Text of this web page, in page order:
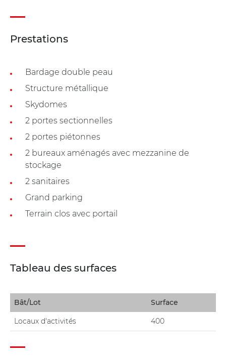
Prestations
Bardage double peau
Structure métallique
Skydomes
2 portes sectionnelles
2 portes piétonnes
2 bureaux aménagés avec mezzanine de
stockage
2 sanitaires
Grand parking
Terrain clos avec portail
Tableau des surfaces
Bât/Lot Surface
Locaux d'activités 400